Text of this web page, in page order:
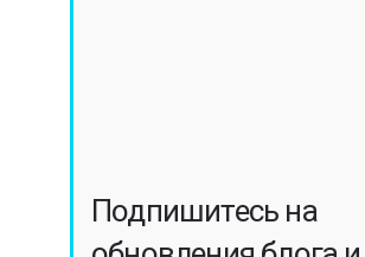
Подпишитесь на